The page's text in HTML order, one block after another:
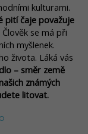
kulturami.
pití čaje považuje
Člověk se má při
myšlenek.
života. Láká vás
– směr země
známých
litovat.